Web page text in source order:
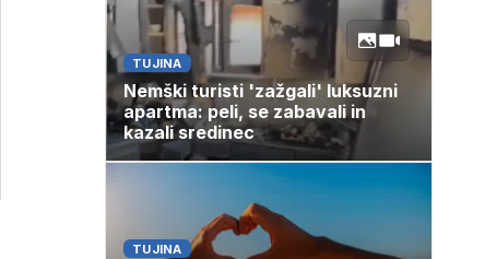
TUJINA
Nemški turisti 'zažgali' luksuzni
apartma: peli, se zabavali in
kazali sredinec
TUJINA